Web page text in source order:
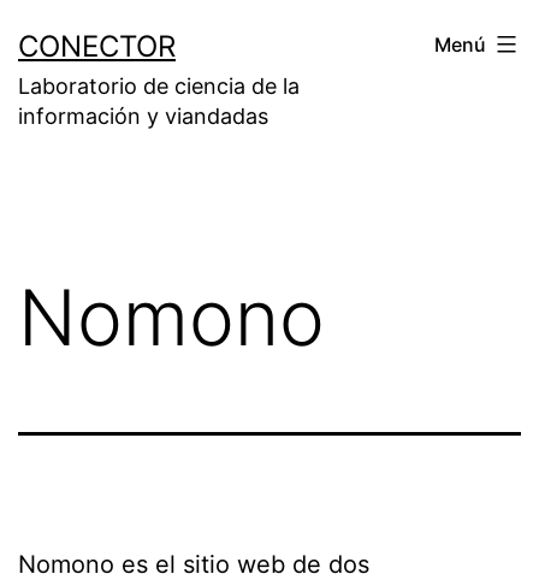
contenido
CONECTOR
Laboratorio de ciencia de la
información y viandadas
Menú
Nomono
Nomono es el sitio web de dos